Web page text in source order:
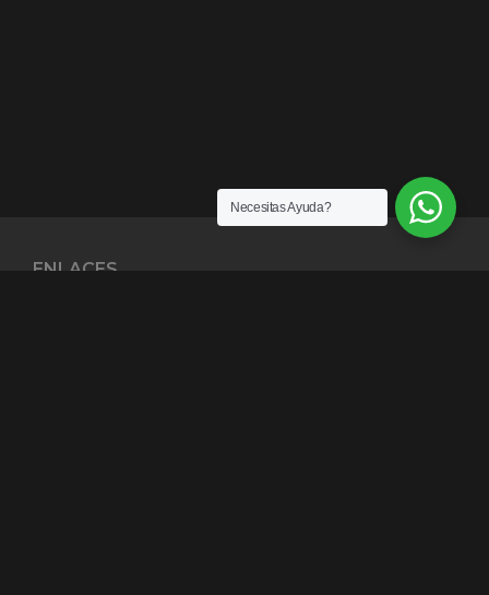
ENLACES
Necesitas Ayuda?